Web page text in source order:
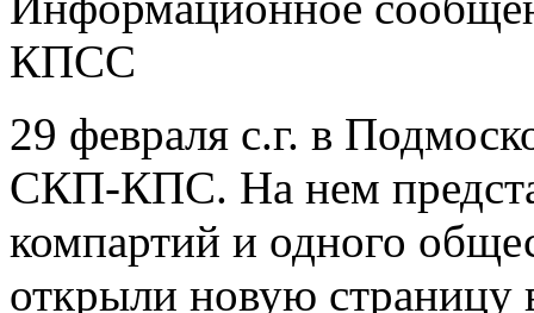
КПСС
29 февраля с.г. в
СКП-КПС. На нем
компартий и одного
открыли новую страницу